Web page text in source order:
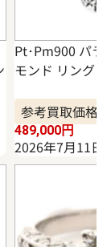
Pt･Pm900 パラ
モンド リング
参考買取価格
489,000円
2026年7月11日